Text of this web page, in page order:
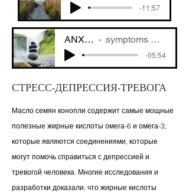
-11:57
ANXIETY symptoms & triggers
-05:54
СТРЕСС-ДЕПРЕССИЯ-ТРЕВОГА
Масло семян конопли содержит самые мощные
полезные жирные кислоты омега-6 и омега-3,
которые являются соединениями, которые
могут помочь справиться с депрессией и
тревогой человека. Многие исследования и
разработки доказали, что жирные кислоты